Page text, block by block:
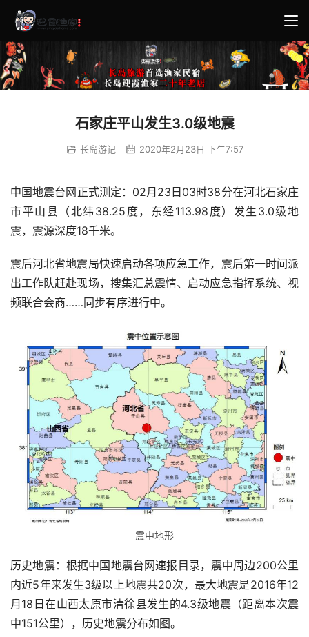
石家庄平山发生3.0级地震
长岛游记 2020年2月23日 下午7:57
中国地震台网正式测定：02月23日03时38分在河北石家庄
市平山县（北纬38.25度，东经113.98度）发生3.0级地
震，震源深度18千米。
震后河北省地震局快速启动各项应急工作，震后第一时间派
出工作队赶赴现场，搜集汇总震情、启动应急指挥系统、视
频联合会商……同步有序进行中。
震中地形
历史地震：根据中国地震台网速报目录，震中周边200公里
内近5年来发生3级以上地震共20次，最大地震是2016年12
月18日在山西太原市清徐县发生的4.3级地震（距离本次震
中151公里），历史地震分布如图。